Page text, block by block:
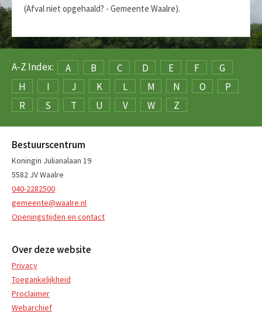
(Afval niet opgehaald? - Gemeente Waalre).
A-Z Index: A B C D E F
G
H
I J K L M N O
P
R
S T U V W Z
Bestuurscentrum
Koningin Julianalaan 19
5582 JV Waalre
040-2282500
gemeente@waalre.nl
Openingstijden en contact
Over deze website
Privacy
Toegankelijkheid
Proclaimer
Webarchief